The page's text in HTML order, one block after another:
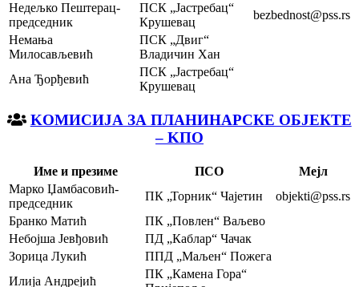
Недељко Пештерац-
председник
ПСК „Јастребац“
Крушевац
bezbednost@pss.rs
Немања
Милосављевић
ПСК „Двиг“
Владичин Хан
Ана Ђорђевић
ПСК „Јастребац“
Крушевац
KOМИСИЈА ЗА ПЛАНИНАРСКЕ ОБЈЕКТЕ
– KПО
Име и презиме ПСО
Мејл
Марко Џамбасовић-
председник
ПК „Торник“ Чајетин
objekti@pss.rs
Бранко Матић
ПК „Повлен“ Ваљево
Небојша Јевђовић
ПД „Каблар“ Чачак
Зорица Лукић
ППД „Маљен“ Пожега
Илија Андрејић
ПК „Камена Гора“